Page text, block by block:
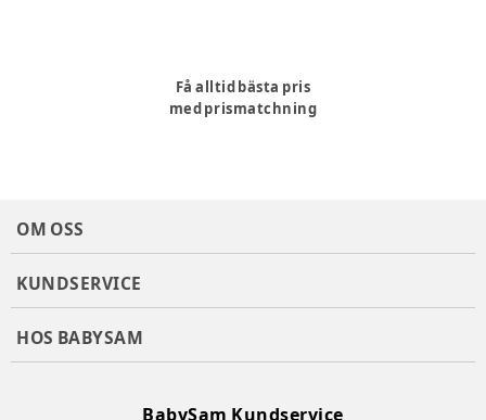
Få alltid bästa pris
med prismatchning
OM OSS
KUNDSERVICE
HOS BABYSAM
BabySam Kundservice